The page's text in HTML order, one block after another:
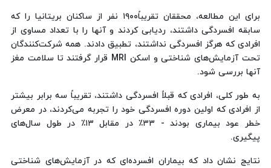
برای این مطالعه، محققان تقریباً۱۹۰۰ نفر از ساکنان بریتانیا را که
سابقه افسردگی داشتند، ردیابی کردند و آنها را با تعداد مساوی از
افرادی که هرگز افسردگی نداشتند، تطبیق دادند. همه شرکت‌کنندگان
تحت آزمایش‌های شناختی و اسکن MRI قرار گرفتند تا سلامت مغز
آنها بررسی شود.
به طور کلی، افرادی که قبلاً افسردگی داشتند، تقریباً سه برابر بیشتر
از افرادی که اولین دوره افسردگی خود را تجربه می‌کردند، در معرض
خطر عود بیماری بودند - ۳۳٪ در مقابل ۱۳٪ در طول سال‌های
پیگیری.
نتایج نشان داد که بیماران افسرده‌ای که در آزمایش‌های شناختی